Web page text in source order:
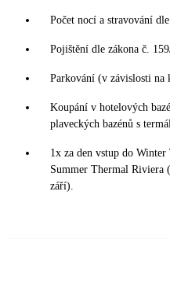
Počet nocí a stravování
Pojištění dle zákona č.
Parkování (v závislosti na
Koupání v hotelových
plaveckých bazénů s
1x za den vstup do
Summer Thermal Riviera
září).